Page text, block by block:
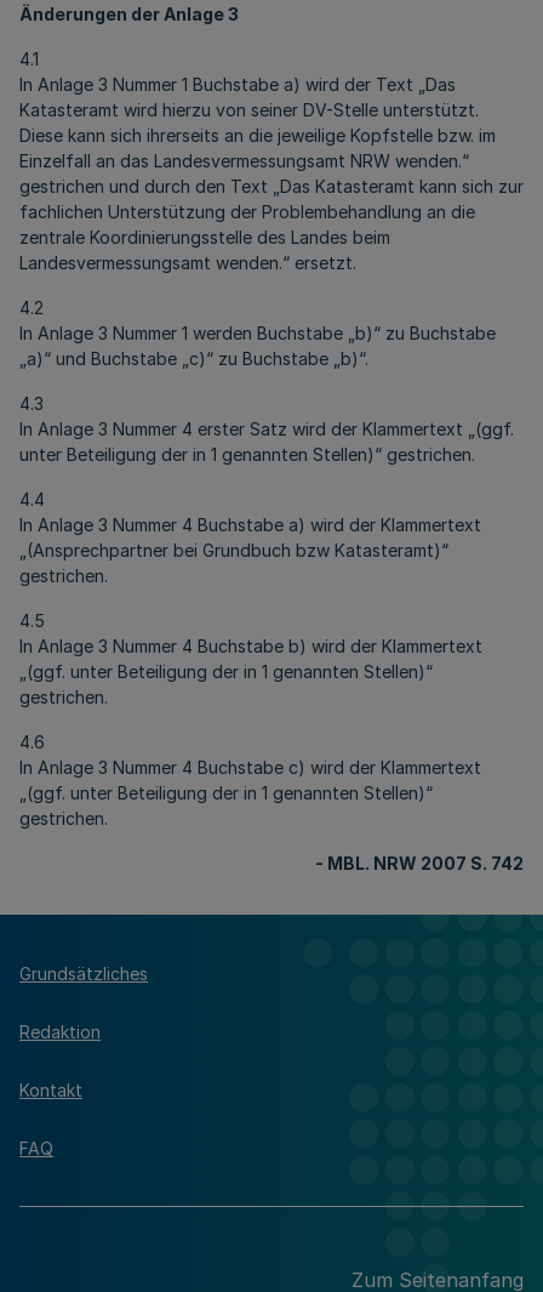
Änderungen der Anlage 3
4.1
In Anlage 3 Nummer 1 Buchstabe a) wird der Text „Das
Katasteramt wird hierzu von seiner DV-Stelle unterstützt.
Diese kann sich ihrerseits an die jeweilige Kopfstelle bzw. im
Einzelfall an das Landesvermessungsamt NRW wenden.“
gestrichen und durch den Text „Das Katasteramt kann sich zur
fachlichen Unterstützung der Problembehandlung an die
zentrale Koordinierungsstelle des Landes beim
Landesvermessungsamt wenden.“ ersetzt.
4.2
In Anlage 3 Nummer 1 werden Buchstabe „b)“ zu Buchstabe
„a)“ und Buchstabe „c)“ zu Buchstabe „b)“.
4.3
In Anlage 3 Nummer 4 erster Satz wird der Klammertext „(ggf.
unter Beteiligung der in 1 genannten Stellen)“ gestrichen.
4.4
In Anlage 3 Nummer 4 Buchstabe a) wird der Klammertext
„(Ansprechpartner bei Grundbuch bzw Katasteramt)“
gestrichen.
4.5
In Anlage 3 Nummer 4 Buchstabe b) wird der Klammertext
„(ggf. unter Beteiligung der in 1 genannten Stellen)“
gestrichen.
4.6
In Anlage 3 Nummer 4 Buchstabe c) wird der Klammertext
„(ggf. unter Beteiligung der in 1 genannten Stellen)“
gestrichen.
- MBL. NRW 2007 S. 742
Grundsätzliches
Redaktion
Kontakt
FAQ
Zum Seitenanfang